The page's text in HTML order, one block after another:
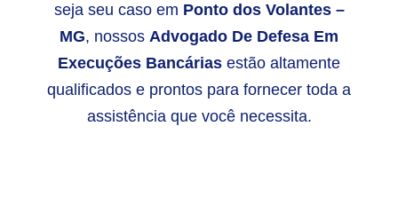
seja seu caso em Ponto dos Volantes –
MG, nossos Advogado De Defesa Em
Execuções Bancárias estão altamente
qualificados e prontos para fornecer toda a
assistência que você necessita.